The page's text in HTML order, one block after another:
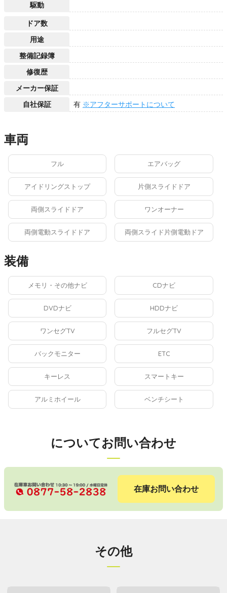
駆動
ドア数
用途
整備記録簿
修復歴
メーカー保証
自社保証
有 ※アフターサポートについて
車両
フル エアバッグ
アイドリングストップ 片側スライドドア
両側スライドドア ワンオーナー
両側電動スライドドア 両側スライド片側電動ドア
装備
メモリ・その他ナビ CDナビ
DVDナビ HDDナビ
ワンセグTV フルセグTV
バックモニター ETC
キーレス スマートキー
アルミホイール ベンチシート
についてお問い合わせ
在庫お問い合わせ
その他